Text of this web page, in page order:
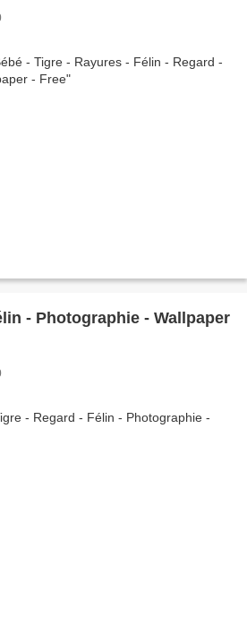
- Photographie - Wallpaper